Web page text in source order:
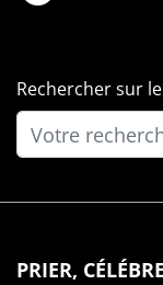
Rechercher sur
PRIER,